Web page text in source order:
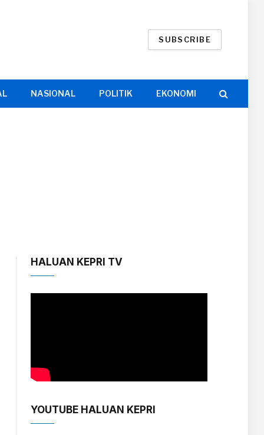
SUBSCRIBE
NASIONAL POLITIK EKONOMI
HALUAN KEPRI TV
YOUTUBE HALUAN KEPRI